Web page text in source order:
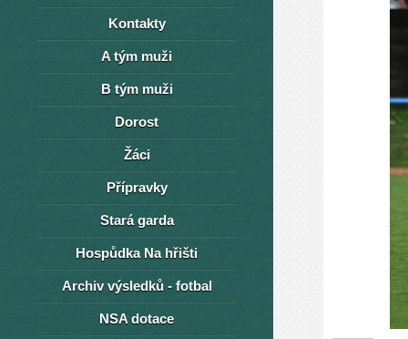
Kontakty
A tým muži
B tým muži
Dorost
Žáci
Přípravky
Stará garda
Hospůdka Na hřišti
Archiv výsledků - fotbal
NSA dotace